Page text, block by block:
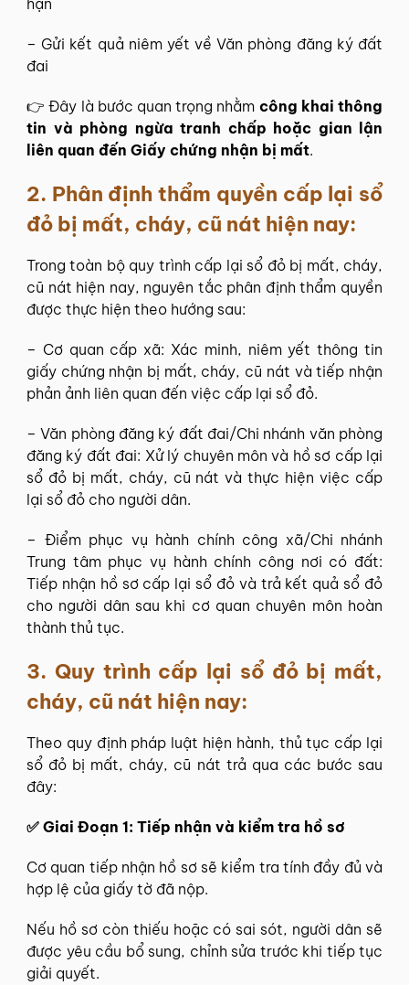
– Gửi kết quả niêm yết về Văn phòng đăng ký đất
đai
👉 Đây là bước quan trọng nhằm công khai thông
tin và phòng ngừa tranh chấp hoặc gian lận
liên quan đến Giấy chứng nhận bị mất.
2. Phân định thẩm quyền cấp lại sổ
đỏ bị mất, cháy, cũ nát hiện nay:
Trong toàn bộ quy trình cấp lại sổ đỏ bị mất, cháy,
cũ nát hiện nay, nguyên tắc phân định thẩm quyền
được thực hiện theo hướng sau:
– Cơ quan cấp xã: Xác minh, niêm yết thông tin
giấy chứng nhận bị mất, cháy, cũ nát và tiếp nhận
phản ảnh liên quan đến việc cấp lại sổ đỏ.
– Văn phòng đăng ký đất đai/Chi nhánh văn phòng
đăng ký đất đai: Xử lý chuyên môn và hồ sơ cấp lại
sổ đỏ bị mất, cháy, cũ nát và thực hiện việc cấp
lại sổ đỏ cho người dân.
– Điểm phục vụ hành chính công xã/Chi nhánh
Trung tâm phục vụ hành chính công nơi có đất:
Tiếp nhận hồ sơ cấp lại sổ đỏ và trả kết quả sổ đỏ
cho người dân sau khi cơ quan chuyên môn hoàn
thành thủ tục.
3. Quy trình cấp lại sổ đỏ bị mất,
cháy, cũ nát hiện nay:
Theo quy định pháp luật hiện hành, thủ tục cấp lại
sổ đỏ bị mất, cháy, cũ nát trả qua các bước sau
đây:
✅ Giai Đoạn 1: Tiếp nhận và kiểm tra hồ sơ
Cơ quan tiếp nhận hồ sơ sẽ kiểm tra tính đầy đủ và
hợp lệ của giấy tờ đã nộp.
Nếu hồ sơ còn thiếu hoặc có sai sót, người dân sẽ
được yêu cầu bổ sung, chỉnh sửa trước khi tiếp tục
giải quyết.